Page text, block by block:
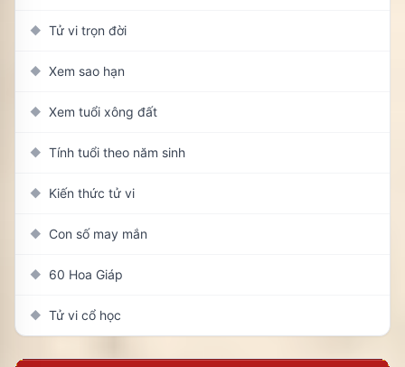
◆ Tử vi trọn đời
◆ Xem sao hạn
◆ Xem tuổi xông đất
◆ Tính tuổi theo năm sinh
◆ Kiến thức tử vi
◆ Con số may mắn
◆ 60 Hoa Giáp
◆ Tử vi cổ học